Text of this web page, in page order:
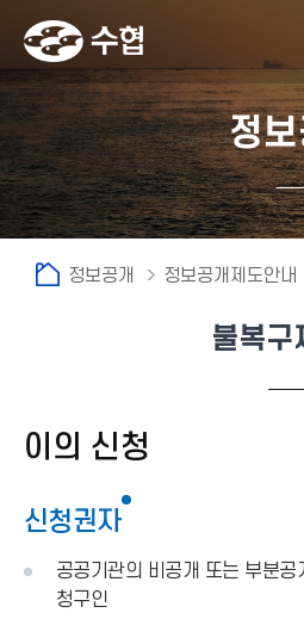
정
정보공개 정보공개제도안내
불복구
이의 신청
신청권자
공공기관의 비공개 또는 부분
청구인